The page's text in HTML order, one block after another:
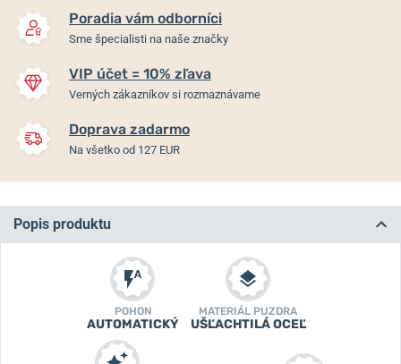
Poradia vám odborníci
Sme špecialisti na naše značky
VIP účet = 10% zľava
Verných zákazníkov si rozmaznávame
Doprava zadarmo
Na všetko od 127 EUR
Popis produktu
POHON
AUTOMATICKÝ
MATERIÁL PUZDRA
UŠĽACHTILÁ OCEĽ